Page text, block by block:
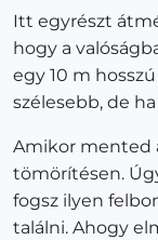
Itt egyrészt
hogy a
egy 10 m
szélesebb, de
Amikor mented
tömörítésen.
fogsz ilyen
találni. Ahogy